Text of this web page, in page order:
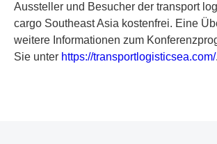
Aussteller und Besucher der transport
cargo Southeast Asia kostenfrei. Eine
weitere Informationen zum
Sie unter https://transportlogisticsea.com/.